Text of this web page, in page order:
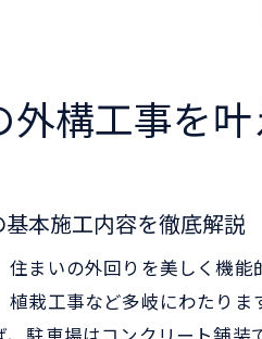
外構工事を叶
本施工内容を徹底解説
住まいの外回りを美しく機
植栽工事など多岐にわたり